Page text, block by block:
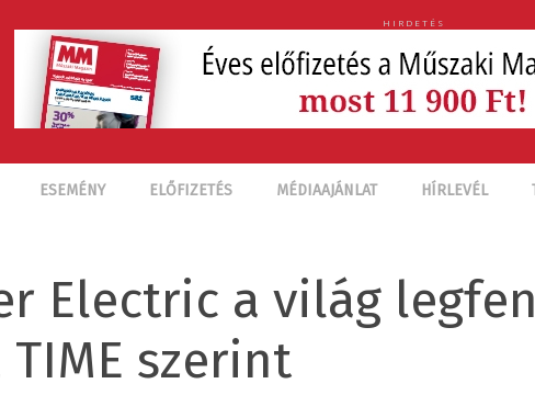
HIRDETÉS
ESEMÉNY ELŐFIZETÉS MÉDIAAJÁNLAT HÍRLEVÉL
Electric a világ
szerint